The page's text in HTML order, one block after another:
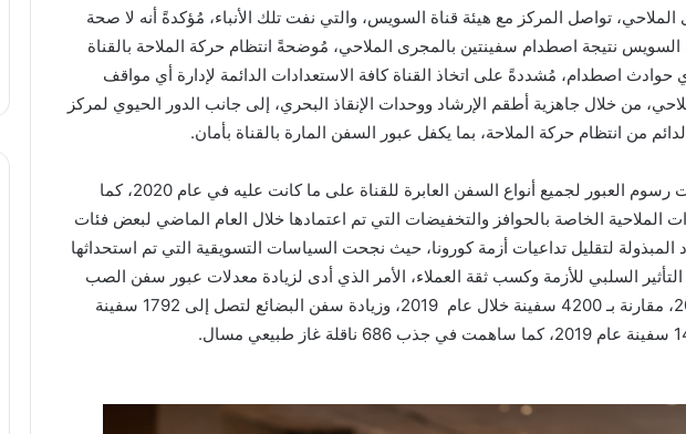
تواصل المركز مع هيئة قناة السويس، والتي نفت تلك الأنباء، مُؤكدةً أنه لا صحة
السويس نتيجة اصطدام سفينتين بالمجرى الملاحي، مُوضحةً انتظام حركة الملاحة بالقناة
اصطدام، مُشددةً على اتخاذ القناة كافة الاستعدادات الدائمة لإدارة أي مواقف
من خلال جاهزية أطقم الإرشاد ووحدات الإنقاذ البحري، إلى جانب الدور الحيوي لمركز
من انتظام حركة الملاحة، بما يكفل عبور السفن المارة بالقناة بأمان.
وفي سياق متصل، تم تثبيت رسوم العبور لجميع أنواع السفن العابرة للقناة على ما كانت عليه في عام 2020، كما
الملاحية الخاصة بالحوافز والتخفيضات التي تم اعتمادها خلال العام الماضي لبعض فئات
لتقليل تداعيات أزمة كورونا، حيث نجحت السياسات التسويقية التي تم استحداثها
في تقليل التأثير السلبي للأزمة وكسب ثقة العملاء، الأمر الذي أدى لزيادة معدلات عبور سفن الصب
إلى 5113 سفينة عام 2020، مقارنة بـ 4200 سفينة خلال عام 2019، وزيادة سفن البضائع لتصل إلى 1792 سفينة